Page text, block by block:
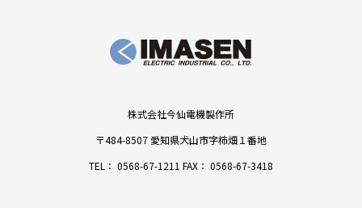
株式会社今仙電機製作所
〒484-8507 愛知県犬山市字柿畑１番地
TEL： 0568-67-1211 FAX： 0568-67-3418